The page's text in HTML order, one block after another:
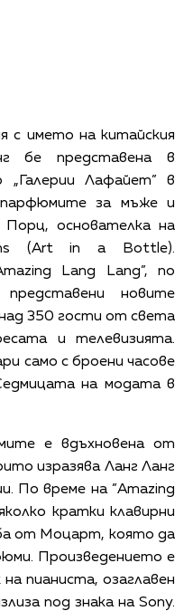
с името на китайския
бе представена в
„Галерии Лафайет” в
за мъже и
основателка на
(Art in a Bottle).
Lang Lang”, по
новите
350 гости от света
и телевизията.
само с броени часове
на модата в
е вдъхновена от
изразява Ланг Ланг
По време на ”Amazing
кратки клавирни
от Моцарт, която да
Произведението е
пианиста, озаглавен
под знака на Sony.